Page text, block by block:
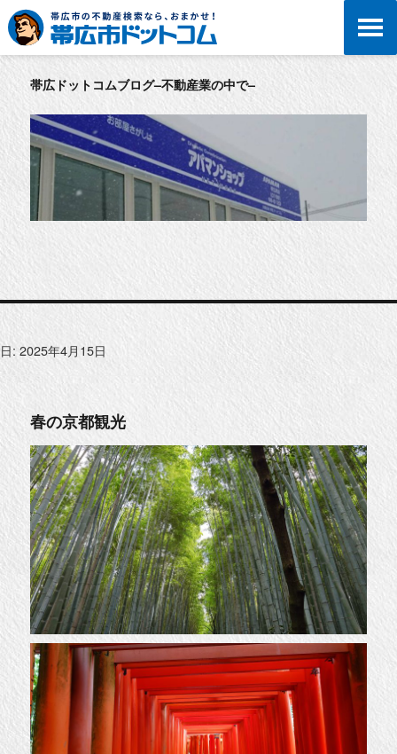
帯広ドットコムブログ–不動産業の中で–
日: 2025年4月15日
春の京都観光